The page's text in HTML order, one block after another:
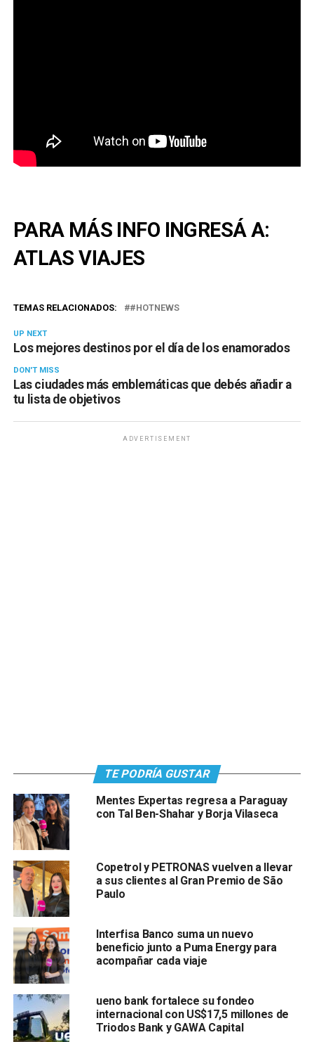
PARA MÁS INFO INGRESÁ A:
ATLAS VIAJES
TEMAS RELACIONADOS: #HOTNEWS
UP NEXT
Los mejores destinos por el día de los enamorados
DON'T MISS
Las ciudades más emblemáticas que debés añadir a
tu lista de objetivos
ADVERTISEMENT
TE PODRÍA GUSTAR
Mentes Expertas regresa a Paraguay
con Tal Ben-Shahar y Borja Vilaseca
Copetrol y PETRONAS vuelven a llevar
a sus clientes al Gran Premio de São
Paulo
Interfisa Banco suma un nuevo
beneficio junto a Puma Energy para
acompañar cada viaje
ueno bank fortalece su fondeo
internacional con US$17,5 millones de
Triodos Bank y GAWA Capital